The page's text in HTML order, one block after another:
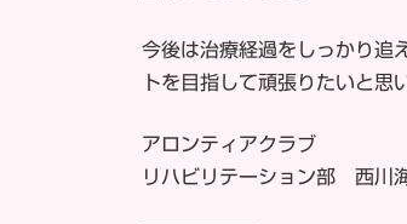
今後は治療経過をしっかり追
トを目指して頑張りたいと思
アロンティアクラブ
リハビリテーション部 西川